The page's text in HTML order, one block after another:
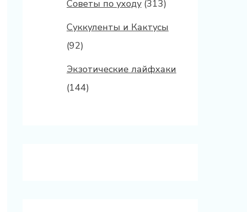
Советы по уходу (313)
Суккуленты и Кактусы
(92)
Экзотические лайфхаки
(144)